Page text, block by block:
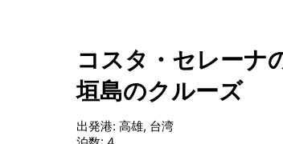
コスタ・セレーナ
垣島のクルーズ
出発港: 高雄, 台湾